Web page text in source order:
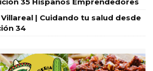
35 Hispanos Emprendedores
| Cuidando tu salud desde
34